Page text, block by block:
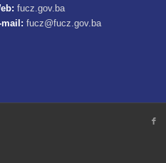
fucz.gov.ba
mail: fucz@fucz.gov.ba